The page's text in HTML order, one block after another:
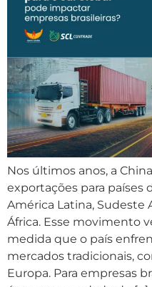
Nos últimos anos, a
exportações para países
América Latina, Sudeste
África. Esse movimento
medida que o país
mercados tradicionais,
Europa. Para empresas